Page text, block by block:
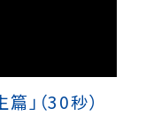
」（30秒）